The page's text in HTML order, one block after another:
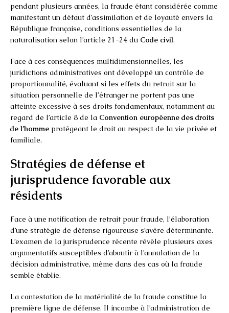
pendant plusieurs années, la fraude étant considérée comme
manifestant un défaut d’assimilation et de loyauté envers la
République française, conditions essentielles de la
naturalisation selon l’article 21-24 du Code civil.
Face à ces conséquences multidimensionnelles, les
juridictions administratives ont développé un contrôle de
proportionnalité, évaluant si les effets du retrait sur la
situation personnelle de l’étranger ne portent pas une
atteinte excessive à ses droits fondamentaux, notamment au
regard de l’article 8 de la Convention européenne des droits
de l’homme protégeant le droit au respect de la vie privée et
familiale.
Stratégies de défense et
jurisprudence favorable aux
résidents
Face à une notification de retrait pour fraude, l’élaboration
d’une stratégie de défense rigoureuse s’avère déterminante.
L’examen de la jurisprudence récente révèle plusieurs axes
argumentatifs susceptibles d’aboutir à l’annulation de la
décision administrative, même dans des cas où la fraude
semble établie.
La contestation de la matérialité de la fraude constitue la
première ligne de défense. Il incombe à l’administration de